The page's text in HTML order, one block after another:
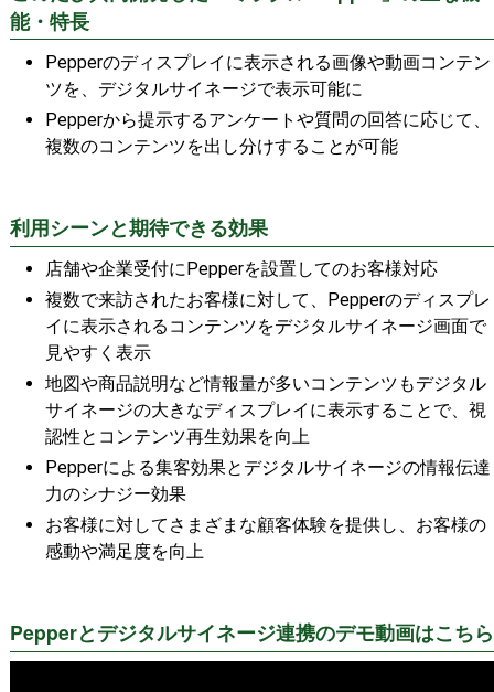
能・特長
Pepperのディスプレイに表示される画像や動画コンテン
ツを、デジタルサイネージで表示可能に
Pepperから提示するアンケートや質問の回答に応じて、
複数のコンテンツを出し分けすることが可能
利用シーンと期待できる効果
店舗や企業受付にPepperを設置してのお客様対応
複数で来訪されたお客様に対して、Pepperのディスプレ
イに表示されるコンテンツをデジタルサイネージ画面で
見やすく表示
地図や商品説明など情報量が多いコンテンツもデジタル
サイネージの大きなディスプレイに表示することで、視
認性とコンテンツ再生効果を向上
Pepperによる集客効果とデジタルサイネージの情報伝達
力のシナジー効果
お客様に対してさまざまな顧客体験を提供し、お客様の
感動や満足度を向上
Pepperとデジタルサイネージ連携のデモ動画はこちら